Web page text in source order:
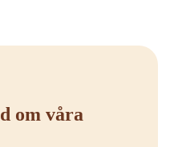
om våra